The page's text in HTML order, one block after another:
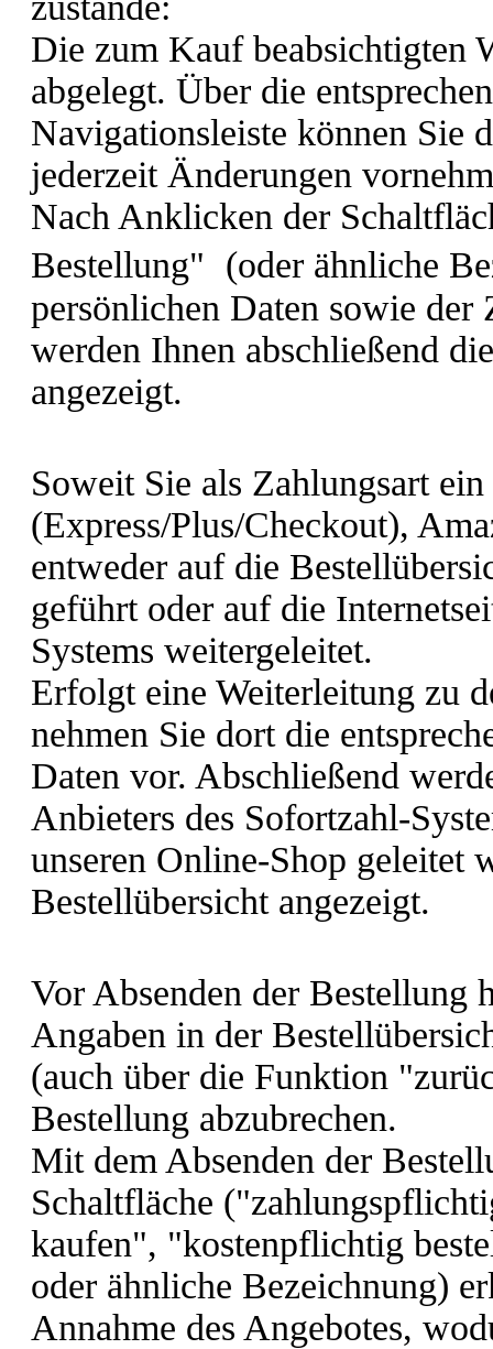
Die zum Kauf beabsichtigten
abgelegt. Über die
Navigationsleiste können Sie
jederzeit Änderungen
Nach Anklicken der
Bestellung" (oder ähnliche
persönlichen Daten sowie der
werden Ihnen abschließend
angezeigt.
Soweit Sie als Zahlungsart
(Express/Plus/Checkout),
entweder auf die
geführt oder auf die
Systems weitergeleitet.
Erfolgt eine Weiterleitung zu
nehmen Sie dort die
Daten vor. Abschließend
Anbieters des Sofortzahl-
unseren Online-Shop geleitet
Bestellübersicht angezeigt.
Vor Absenden der Bestellung
Angaben in der
(auch über die Funktion
Bestellung abzubrechen.
Mit dem Absenden der
Schaltfläche
kaufen", "kostenpflichtig
oder ähnliche Bezeichnung)
Annahme des Angebotes,